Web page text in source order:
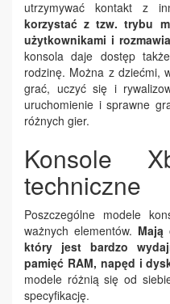
utrzymywać kontakt z
korzystać z tzw. trybu
użytkownikami i
konsola daje dostęp
rodzinę. Można z dziećmi,
grać, uczyć się i
uruchomienie i sprawne
różnych gier.
Konsole
techniczne
Poszczególne modele
ważnych elementów. Mają
który jest bardzo
pamięć RAM, napęd i
modele różnią się od
specyfikację.